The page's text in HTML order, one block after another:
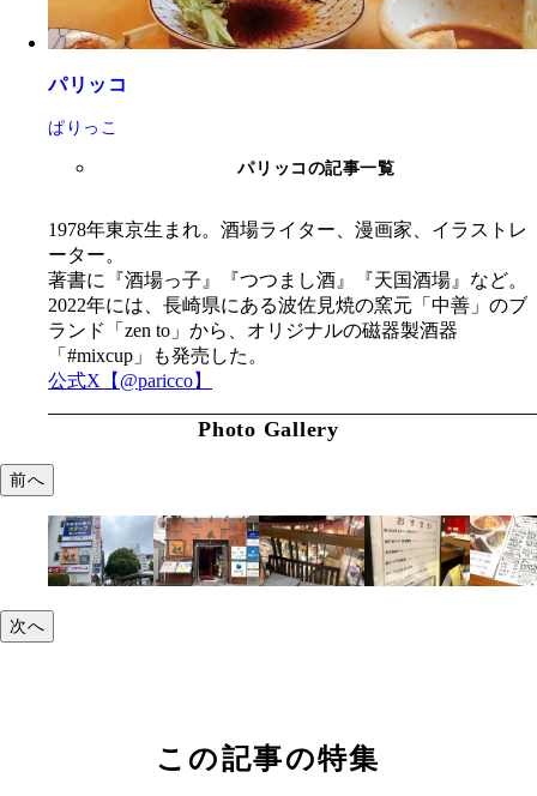
パリッコ
ぱりっこ
パリッコの記事一覧
1978年東京生まれ。酒場ライター、漫画家、イラストレ
ーター。
著書に『酒場っ子』『つつまし酒』『天国酒場』など。
2022年には、長崎県にある波佐見焼の窯元「中善」のブ
ランド「zen to」から、オリジナルの磁器製酒器
「#mixcup」も発売した。
公式X【@paricco】
Photo Gallery
前へ
次へ
この記事の特集